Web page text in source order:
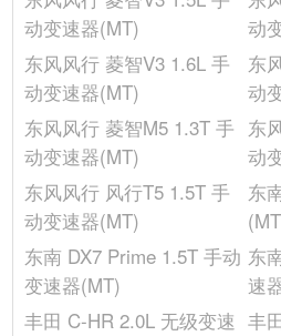
其它
前轮距(mm)
发动机
缸盖材料
最大功率转速(rpm)
压缩比
动变速器(MT)
动
东风风行 菱智V3 1.6L 手
动变速器(MT)
东
动
东风风行 菱智M5 1.3T 手
动变速器(MT)
东
动
东风风行 风行T5 1.5T 手
动变速器(MT)
东
东南 DX7 Prime 1.5T 手动
变速器(MT)
东
速
丰田 C-HR 2.0L 无级变速 丰